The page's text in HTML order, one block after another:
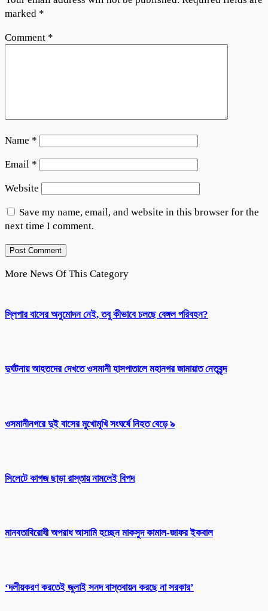
marked *
Comment *
Name *
Email *
Website
Save my name, email, and website in this browser for the
next time I comment.
More News Of This Category
স্লিপার বাসের অনুমোদন নেই, তবু কীভাবে চলছে বেঙ্গল পরিবহন?
দুর্ঘটনায় আহতদের দেখতে ওসমানী হাসপাতালে মহানগর জামায়াত নেতৃবৃন্দ
ওসমানীনগরে দুই বাসের মুখোমুখি সংঘর্ষে নিহত বেড়ে ৯
সিলেটে কাগজ ছাড়া রাস্তায় নামলেই বিপদ
মানবতাবিরোধী অপরাধ আসামি হচ্ছেন মাকসুদ কামাল-জাফর ইকবাল
‘দলীয়করণ করতেই জুলাই সনদ বাস্তবায়ন করছে না সরকার’